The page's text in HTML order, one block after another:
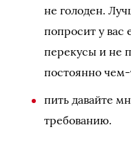
не голоден.
попросит у вас
перекусы и не
постоянно
пить давайте
требованию.